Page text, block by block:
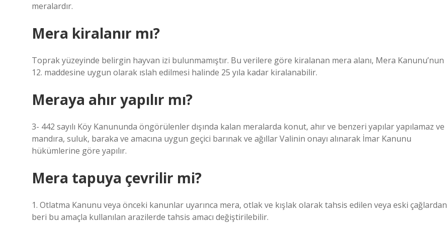
meralardır.
Mera kiralanır mı?
Toprak yüzeyinde belirgin hayvan izi bulunmamıştır. Bu verilere göre kiralanan mera alanı, Mera Kanunu’nun
12. maddesine uygun olarak ıslah edilmesi halinde 25 yıla kadar kiralanabilir.
Meraya ahır yapılır mı?
3- 442 sayılı Köy Kanununda öngörülenler dışında kalan meralarda konut, ahır ve benzeri yapılar yapılamaz ve
mandıra, suluk, baraka ve amacına uygun geçici barınak ve ağıllar Valinin onayı alınarak İmar Kanunu
hükümlerine göre yapılır.
Mera tapuya çevrilir mi?
1. Otlatma Kanunu veya önceki kanunlar uyarınca mera, otlak ve kışlak olarak tahsis edilen veya eski çağlardan
beri bu amaçla kullanılan arazilerde tahsis amacı değiştirilebilir.